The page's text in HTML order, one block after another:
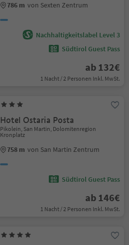
786 m von Sexten Zentrum
Nachhaltigkeitslabel Level 3
Südtirol Guest Pass
ab 132€
1 Nacht / 2 Personen Inkl. MwSt.
Hotel Ostaria Posta
Pikolein, San Martin, Dolomitenregion
Kronplatz
758 m von San Martin Zentrum
Südtirol Guest Pass
ab 146€
1 Nacht / 2 Personen Inkl. MwSt.